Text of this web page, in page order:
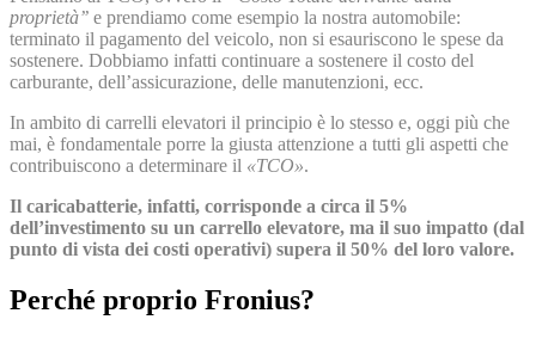
proprietà’’ e prendiamo come esempio la nostra automobile:
terminato il pagamento del veicolo, non si esauriscono le spese da
sostenere. Dobbiamo infatti continuare a sostenere il costo del
carburante, dell’assicurazione, delle manutenzioni, ecc.
In ambito di carrelli elevatori il principio è lo stesso e, oggi più che
mai, è fondamentale porre la giusta attenzione a tutti gli aspetti che
contribuiscono a determinare il «TCO».
Il caricabatterie, infatti, corrisponde a circa il 5%
dell’investimento su un carrello elevatore, ma il suo impatto (dal
punto di vista dei costi operativi) supera il 50% del loro valore.
Perché proprio Fronius?